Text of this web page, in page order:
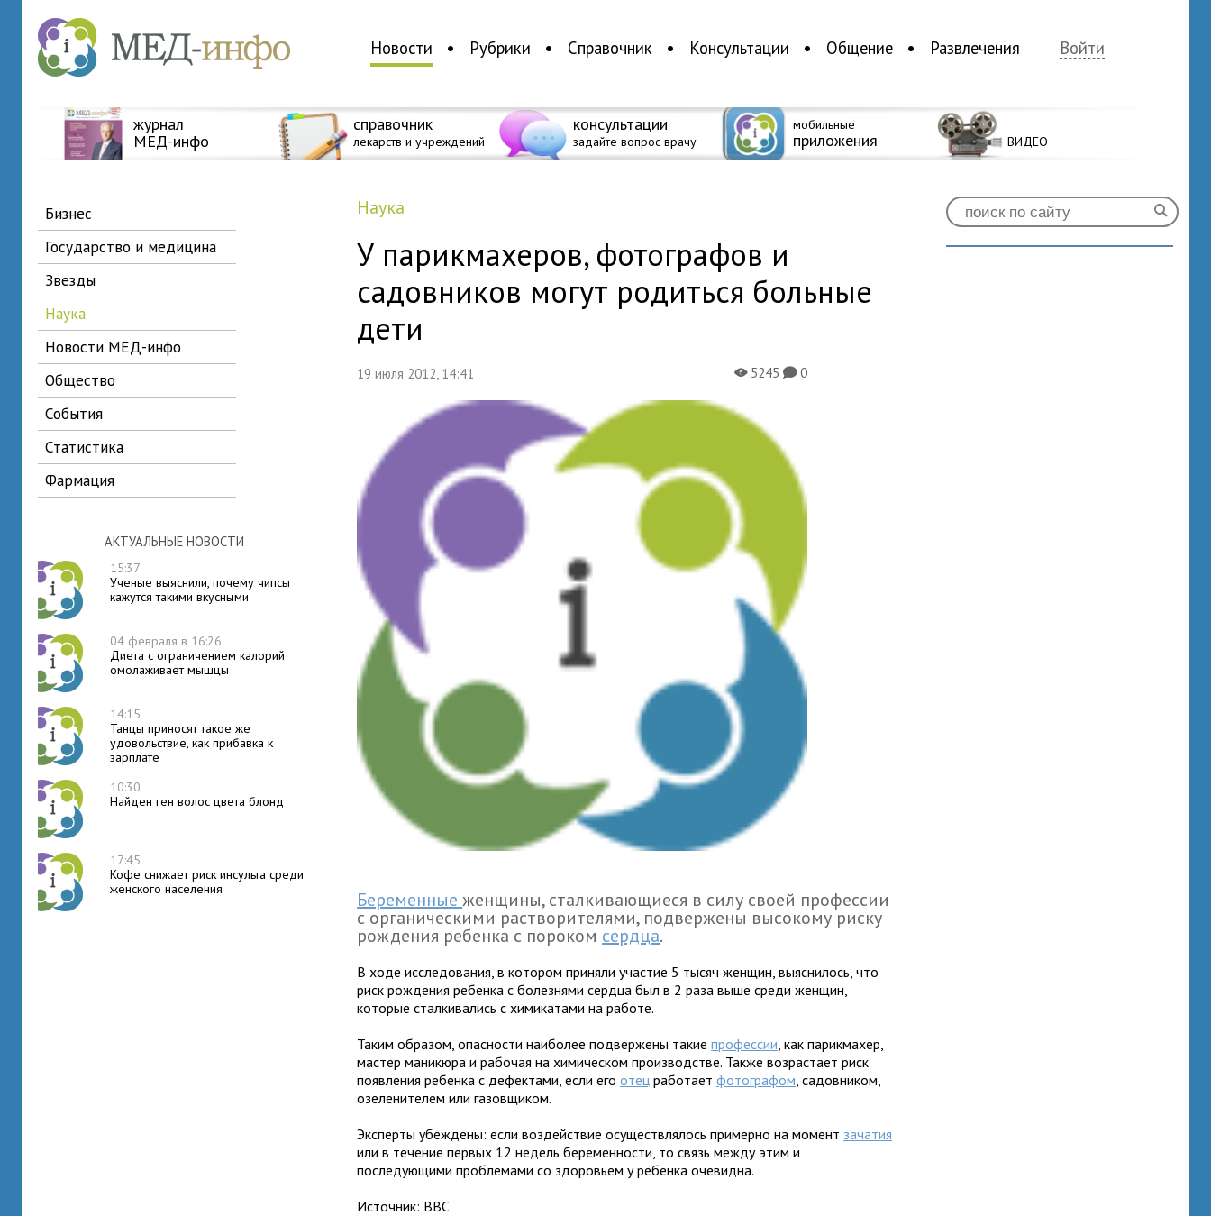
Новости Рубрики Справочник Консультации Общение Развлечения Войти
журнал
МЕД-инфо
справочник
лекарств и учреждений
консультации
задайте вопрос врачу
мобильные
приложения ВИДЕО
бизнес
государство и медицина
звезды
наука
новости МЕД-инфо
общество
события
статистика
фармация
АКТУАЛЬНЫЕ НОВОСТИ
15:37
Ученые выяснили, почему чипсы
кажутся такими вкусными
04 февраля в 16:26
Диета с ограничением калорий
омолаживает мышцы
14:15
Танцы приносят такое же
удовольствие, как прибавка к
зарплате
10:30
Найден ген волос цвета блонд
17:45
Кофе снижает риск инсульта среди
женского населения
наука
У парикмахеров, фотографов и
садовников могут родиться больные
дети
19 июля 2012, 14:41 X5245K0
Беременныеженщины, сталкивающиеся в силу своей профессии
с органическими растворителями, подвержены высокому риску
рождения ребенка с пороком сердца.
В ходе исследования, в котором приняли участие 5 тысяч женщин, выяснилось, что
риск рождения ребенка с болезнями сердца был в 2 раза выше среди женщин,
которые сталкивались с химикатами на работе.
Таким образом, опасности наиболее подвержены такиепрофессии, как парикмахер,
мастер маникюра и рабочая на химическом производстве. Также возрастает риск
появления ребенка с дефектами, если егоотец работаетфотографом, садовником,
озеленителем или газовщиком.
Эксперты убеждены: если воздействие осуществлялось примерно на момент зачатия
или в течение первых 12 недель беременности, то связь между этим и
последующими проблемами со здоровьем у ребенка очевидна.
Источник: ВВС